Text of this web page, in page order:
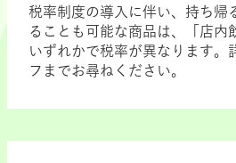
税率制度の導入に伴い、持ち帰
ることも可能な商品は、「店内
いずれかで税率が異なります。
フまでお尋ねください。